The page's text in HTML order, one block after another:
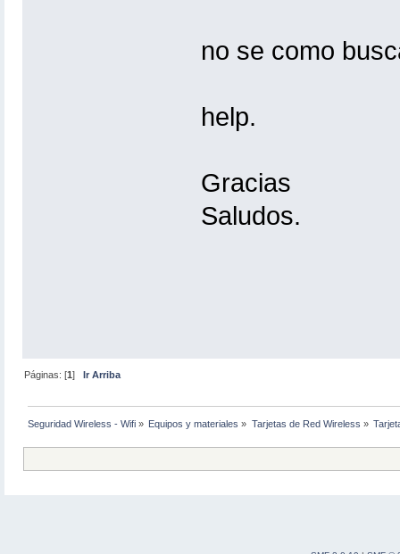
no se como
help.
Gracias
Saludos.
Páginas: [1] Ir Arriba
Seguridad Wireless - Wifi » Equipos y materiales » Tarjetas de Red Wireless »